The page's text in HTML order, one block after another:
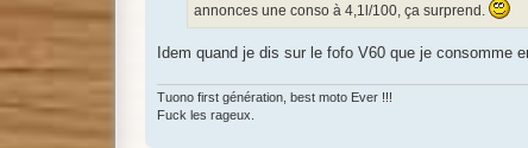
annonces une conso à 4,1l/100, ça surprend.
Idem quand je dis sur le fofo V60 que je consomme
Tuono first génération, best moto Ever !!!
Fuck les rageux.